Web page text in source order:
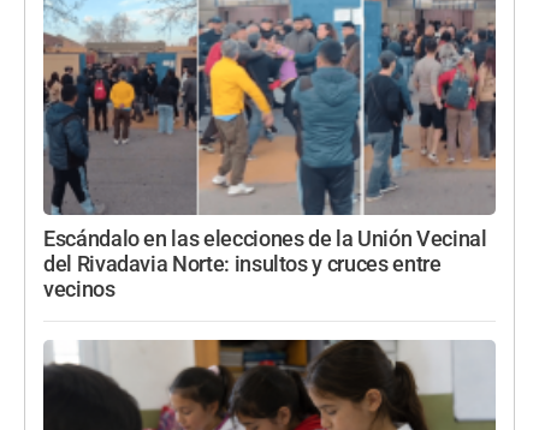
Escándalo en las elecciones de la Unión Vecinal
del Rivadavia Norte: insultos y cruces entre
vecinos